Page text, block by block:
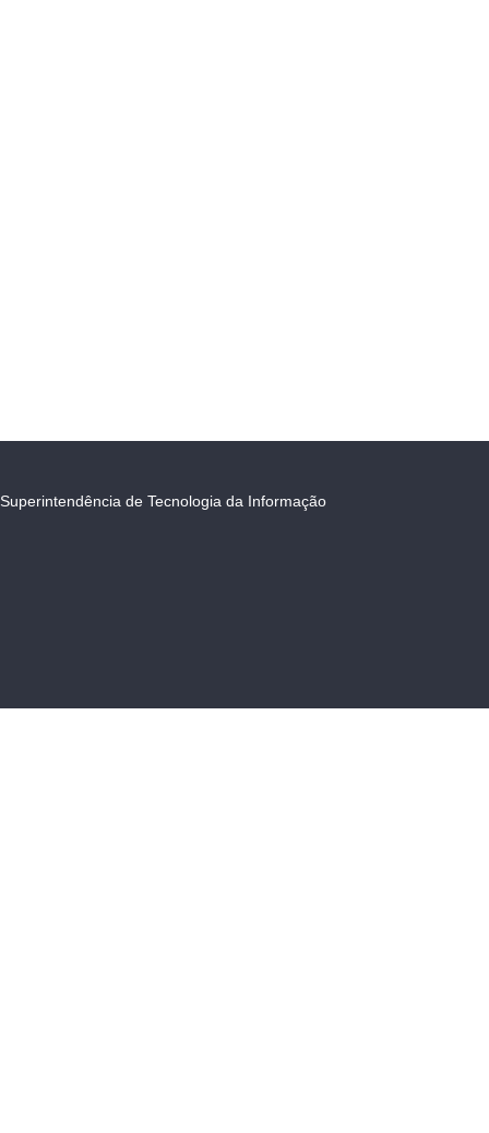
Superintendência de Tecnologia da Informação